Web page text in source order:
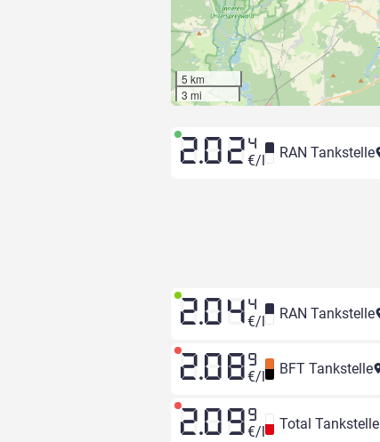
5 km
3 mi
2.02 4
€/l RAN Tankstelle
2.04 4
€/l RAN Tankstelle
2.08 9
€/l BFT Tankstelle
2.09 9
€/l Total Tankstelle